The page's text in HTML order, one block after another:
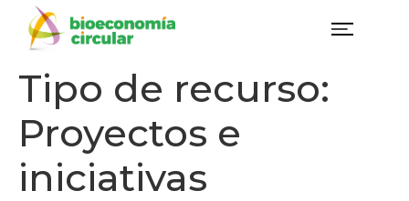
Tipo de recurso:
Proyectos e
iniciativas